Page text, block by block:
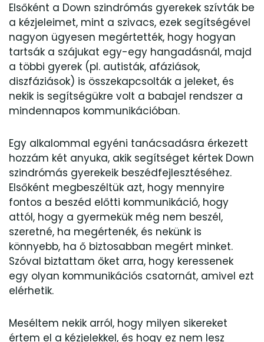
Elsőként a Down szindrómás gyerekek szívták be
a kézjeleimet, mint a szivacs, ezek segítségével
nagyon ügyesen megértették, hogy hogyan
tartsák a szájukat egy-egy hangadásnál, majd
a többi gyerek (pl. autisták, afáziások,
diszfáziások) is összekapcsolták a jeleket, és
nekik is segítségükre volt a babajel rendszer a
mindennapos kommunikációban.
Egy alkalommal egyéni tanácsadásra érkezett
hozzám két anyuka, akik segítséget kértek Down
szindrómás gyerekeik beszédfejlesztéséhez.
Elsőként megbeszéltük azt, hogy mennyire
fontos a beszéd előtti kommunikáció, hogy
attól, hogy a gyermekük még nem beszél,
szeretné, ha megértenék, és nekünk is
könnyebb, ha ő biztosabban megért minket.
Szóval biztattam őket arra, hogy keressenek
egy olyan kommunikációs csatornát, amivel ezt
elérhetik.
Meséltem nekik arról, hogy milyen sikereket
értem el a kézjelekkel, és hogy ez nem lesz